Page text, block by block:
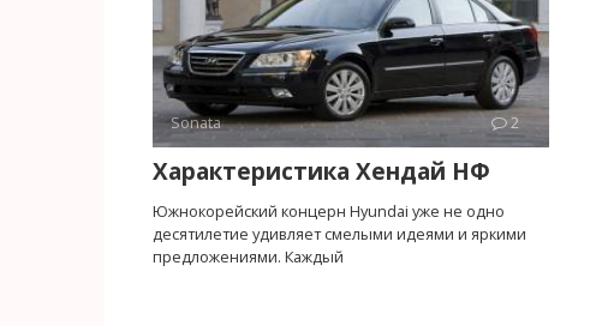
Sonata 2
Характеристика Хендай НФ
Южнокорейский концерн Hyundai уже не одно
десятилетие удивляет смелыми идеями и яркими
предложениями. Каждый